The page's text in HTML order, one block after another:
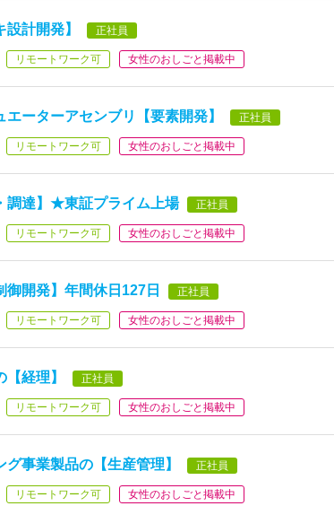
計開発】 正社員
リモートワーク可 女性のおしごと掲載中
ーターアセンブリ【要素開発】 正社員
リモートワーク可 女性のおしごと掲載中
調達】★東証プライム上場 正社員
リモートワーク可 女性のおしごと掲載中
開発】年間休日127日 正社員
リモートワーク可 女性のおしごと掲載中
経理】 正社員
リモートワーク可 女性のおしごと掲載中
事業製品の【生産管理】 正社員
リモートワーク可 女性のおしごと掲載中